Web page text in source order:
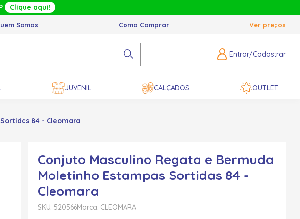
Clique aqui!
Somos Como Comprar Ver preços
Entrar/Cadastrar
JUVENIL CALÇADOS OUTLET
84 - Cleomara
Conjuto Masculino Regata e Bermuda
Moletinho Estampas Sortidas 84 -
Cleomara
SKU: 520566Marca: CLEOMARA